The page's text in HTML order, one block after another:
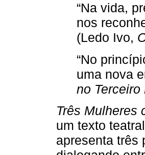
“Na vida,
nos
(Ledo Ivo,
“No
uma nova
no Terceiro
Três Mulheres
um texto
apresenta três